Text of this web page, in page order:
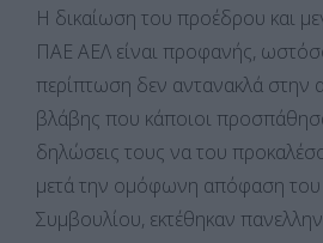
Η δικαίωση του προέδρου και
ΠΑΕ ΑΕΛ είναι προφανής,
περίπτωση δεν αντανακλά στην
βλάβης που κάποιοι
δηλώσεις τους να του
μετά την ομόφωνη απόφαση του
Συμβουλίου, εκτέθηκαν